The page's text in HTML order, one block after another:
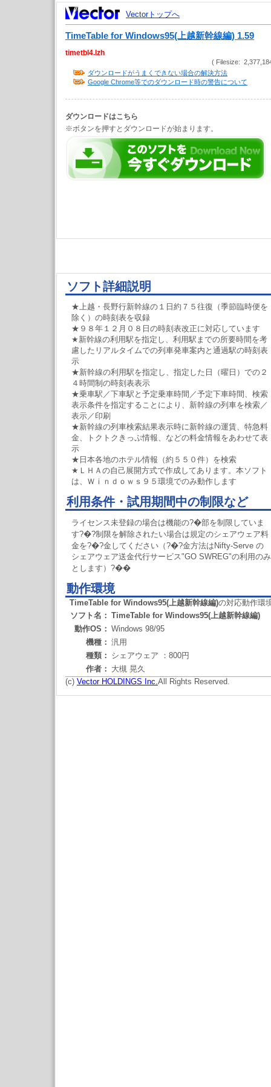
Vectorトップへ
TimeTable for Windows95(上越新幹線編) 1.59
timetbl4.lzh
( Filesize:
ダウンロードがうまくできない場合の解決方法
Google Chrome等でのダウンロード時の警告について
ダウンロードはこちら
※ボタンを押すとダウンロードが始まります。
ソフト詳細説明
★上越・長野行新幹線の１日約７５往復（季節臨時便を
除く）の時刻表を収録
★９８年１２月０８日の時刻表改正に対応しています
★新幹線の利用駅を指定し、利用駅までの所要時間を考
慮したリアルタイムでの列車発車案内と通過駅の時刻表
示
★新幹線の利用駅を指定し、指定した日（曜日）での２
４時間制の時刻表表示
★乗車駅／下車駅と予定乗車時間／予定下車時間、検索
表示条件を指定することにより、新幹線の列車を検索／
表示／印刷
★新幹線の列車検索結果表示時に新幹線の運賃、特急料
金、トクトクきっぷ情報、などの料金情報をあわせて表
示
★日本各地のホテル情報（約５５０件）を検索
★ＬＨＡの自己展開方式で作成してあります。本ソフト
は、Ｗｉｎｄｏｗｓ９５環境でのみ動作します
利用条件・試用期間中の制限など
ライセンス未登録の場合は機能の?�部を制限していま
す?�?制限を解除されたい場合は規定のシェアウェア料
金を?�?金してください（?�?金方法はNifty-Serve の
シェアウェア送金代行サービス"GO SWREG"の利用のみ
とします）?��
動作環境
TimeTable for Windows95(上越新幹線編)の対応動作環
ソフト名： TimeTable for Windows95(上越新幹線編)
動作OS： Windows 98/95
機種： 汎用
種類： シェアウェア ：800円
作者： 大槻 晃久
(c) Vector HOLDINGS Inc.All Rights Reserved.